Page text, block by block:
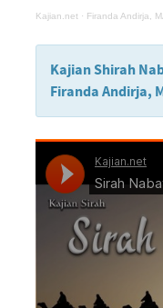
Kajian.net · Firanda Andirja,
Kajian Shirah
Firanda Andirja,